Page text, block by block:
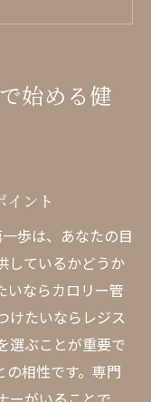
的なアクショ
グが名古屋で人
指導の魅力
トネス施設の
始める健
イント
歩は、あなたの目
しているかどうか
いならカロリー管
けたいならレジス
選ぶことが重要で
の相性です。専門